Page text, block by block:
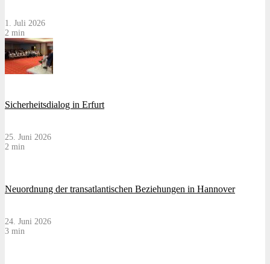
1. Juli 2026
2 min
Sicherheitsdialog in Erfurt
25. Juni 2026
2 min
Neuordnung der transatlantischen Beziehungen in Hannover
24. Juni 2026
3 min